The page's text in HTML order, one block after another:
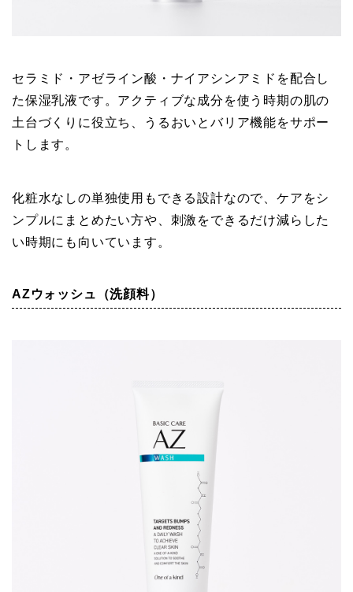
セラミド・アゼライン酸・ナイアシンアミドを配合し
た保湿乳液です。アクティブな成分を使う時期の肌の
土台づくりに役立ち、うるおいとバリア機能をサポー
トします。
化粧水なしの単独使用もできる設計なので、ケアをシ
ンプルにまとめたい方や、刺激をできるだけ減らした
い時期にも向いています。
AZウォッシュ（洗顔料）